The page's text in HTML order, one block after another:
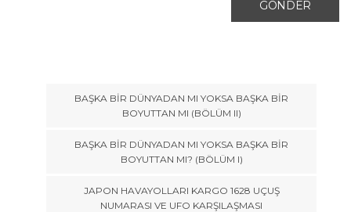
BAŞKA BİR DÜNYADAN MI YOKSA BAŞKA BİR
BOYUTTAN MI (BÖLÜM II)
BAŞKA BİR DÜNYADAN MI YOKSA BAŞKA BİR
BOYUTTAN MI? (BÖLÜM I)
JAPON HAVAYOLLARI KARGO 1628 UÇUŞ
NUMARASI VE UFO KARŞILAŞMASI